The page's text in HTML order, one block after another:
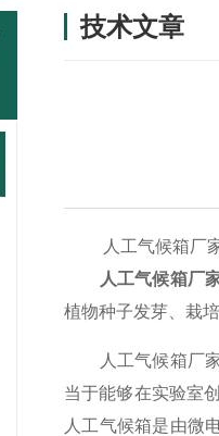
技术文章
人工气候箱厂家
人工气候箱厂
植物种子发芽、栽
人工气候箱厂家
当于能够在实验室
人工气候箱是由微